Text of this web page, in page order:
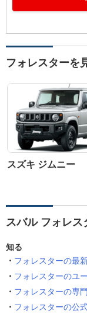
フォレスターを
スズキ ジムニー
スバル フォレス
知る
フォレスターの最
フォレスターのユ
フォレスターの専
フォレスターの公